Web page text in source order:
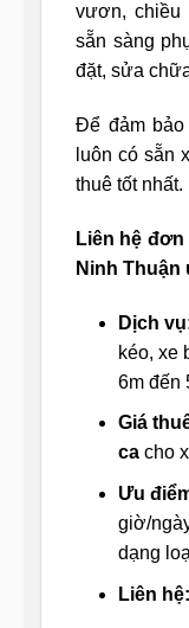
vươn, chiều
sẵn sàng
đặt, sửa
Để đảm bảo
luôn có sẵn
thuê tốt nhất.
Liên hệ
Ninh Thuận
Dịch
kéo, xe
6m đến
Giá
ca cho
Ưu
giờ/
dạng
Liên hệ: